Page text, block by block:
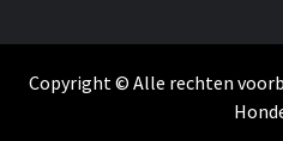
Copyright © Alle rechten